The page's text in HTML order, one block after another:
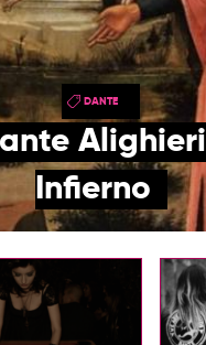
DANTE
Infierno